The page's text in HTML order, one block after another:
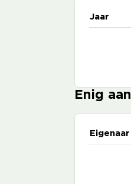
Jaar
Enig
Eigenaar